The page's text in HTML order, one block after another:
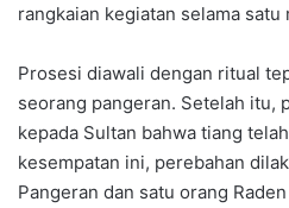
rangkaian kegiatan selama satu
Prosesi diawali dengan ritual
seorang pangeran. Setelah itu,
kepada Sultan bahwa tiang
kesempatan ini, perebahan
Pangeran dan satu orang